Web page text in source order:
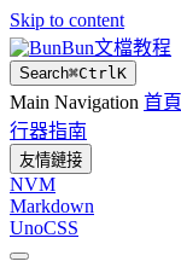
Skip to content
Bun文檔教程
Search⌘CtrlK
Main Navigation 首頁
行器指南
友情鏈接
NVM
Markdown
UnoCSS